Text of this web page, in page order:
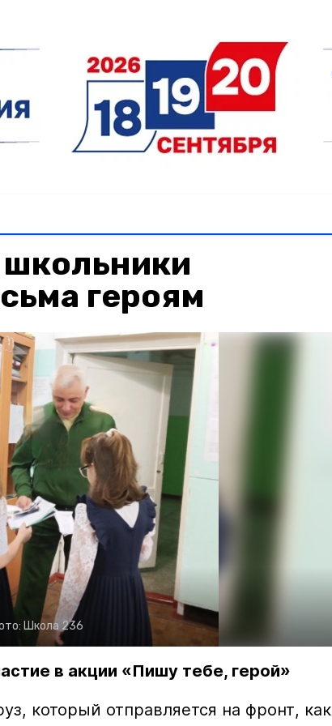
героям
Школа 236
в акции «Пишу тебе, герой»
который отправляется на фронт, как